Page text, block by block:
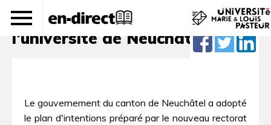
De nouvelles orientations pour
l'université de Neuchâtel
Le gouvernement du canton de Neuchâtel a adopté
le plan d'intentions préparé par le nouveau rectorat